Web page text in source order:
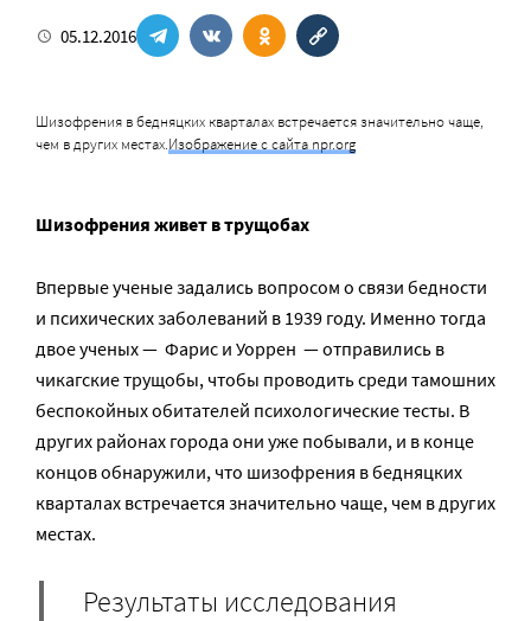
05.12.2016
Шизофрения в бедняцких кварталах встречается значительно чаще,
чем в других местах.Изображение с сайта npr.org
Шизофрения живет в трущобах
Впервые ученые задались вопросом о связи бедности
и психических заболеваний в 1939 году. Именно тогда
двое ученых — Фарис и Уоррен — отправились в
чикагские трущобы, чтобы проводить среди тамошних
беспокойных обитателей психологические тесты. В
других районах города они уже побывали, и в конце
концов обнаружили, что шизофрения в бедняцких
кварталах встречается значительно чаще, чем в других
местах.
Результаты исследования